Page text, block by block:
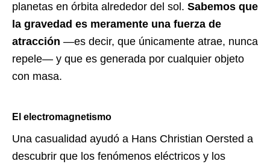
planetas en órbita alrededor del sol. Sabemos que
la gravedad es meramente una fuerza de
atracción —es decir, que únicamente atrae, nunca
repele— y que es generada por cualquier objeto
con masa.
El electromagnetismo
Una casualidad ayudó a Hans Christian Oersted a
descubrir que los fenómenos eléctricos y los